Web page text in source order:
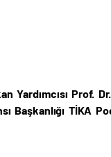
Yardımcısı Prof.
Başkanlığı TİKA